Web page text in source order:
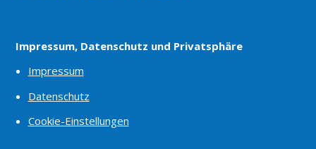
Impressum, Datenschutz und Privatsphäre
Impressum
Datenschutz
Cookie-Einstellungen